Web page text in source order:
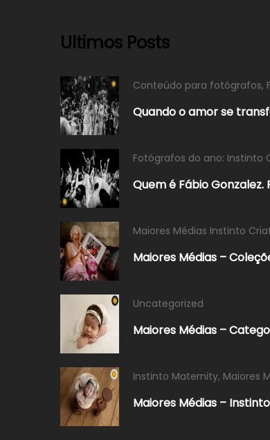
Ultimos Posts
Conteúdo para fotógrafos,
Quando o amor se
Fotógrafos do ano: Instinto
Quem é Fábio
Maiores Médias Instinto
Maiores Médias –
Uncategorized
Maiores Médias –
Instinto Maternity, Maiores
Maiores Médias –